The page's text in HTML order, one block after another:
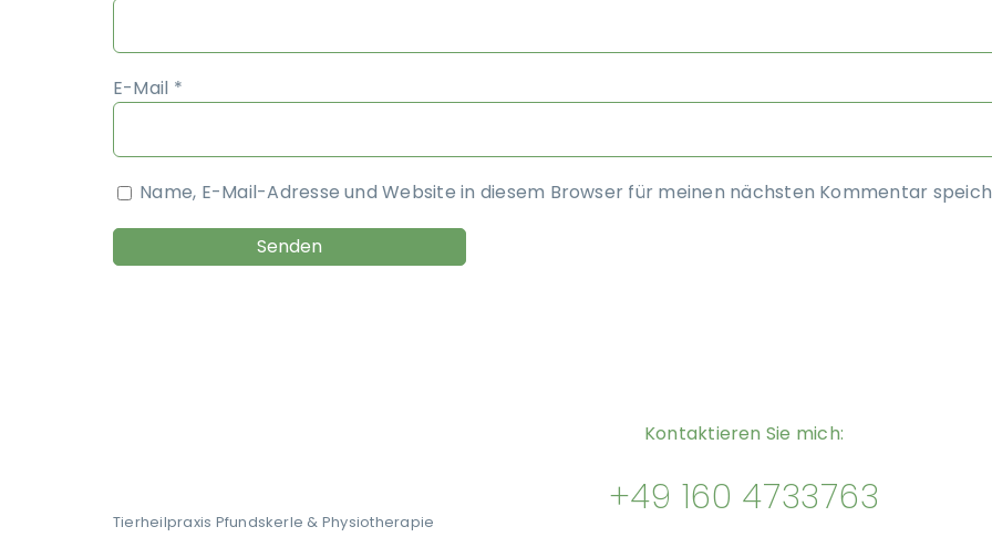
E-Mail *
Name, E-Mail-Adresse und Website in diesem Browser für meinen nächsten Kommentar
Tierheilpraxis Pfundskerle & Physiotherapie
Kontaktieren Sie mich:
+49 160 4733763